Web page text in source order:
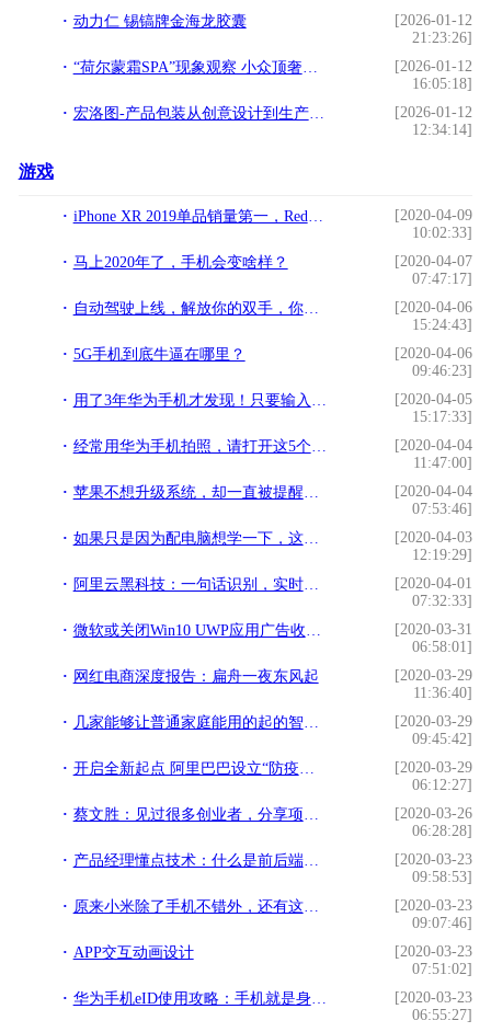
动力仁 锡镐牌金海龙胶囊
[2026-01-12
21:23:26]
“荷尔蒙霜SPA”现象观察 小众顶奢如何悄然定义精英女性“抗衰”新标准？
[2026-01-12
16:05:18]
宏洛图-产品包装从创意设计到生产的完整流程
[2026-01-12
12:34:14]
游戏
iPhone XR 2019单品销量第一，Redmi Note 7成上榜唯一国产机型
[2020-04-09
10:02:33]
马上2020年了，手机会变啥样？
[2020-04-07
07:47:17]
自动驾驶上线，解放你的双手，你想在车里做什么？
[2020-04-06
15:24:43]
5G手机到底牛逼在哪里？
[2020-04-06
09:46:23]
用了3年华为手机才发现！只要输入这串代码，手机WiFi信号更稳定
[2020-04-05
15:17:33]
经常用华为手机拍照，请打开这5个功能，效果堪比单反
[2020-04-04
11:47:00]
苹果不想升级系统，却一直被提醒升级？三步轻松搞定
[2020-04-04
07:53:46]
如果只是因为配电脑想学一下，这个其实很简单
[2020-04-03
12:19:29]
阿里云黑科技：一句话识别，实时将语音转文字，你应该见识过
[2020-04-01
07:32:33]
微软或关闭Win10 UWP应用广告收益平台
[2020-03-31
06:58:01]
网红电商深度报告：扁舟一夜东风起
[2020-03-29
11:36:40]
几家能够让普通家庭能用的起的智能家居，几十块到几百块解决问题
[2020-03-29
09:45:42]
开启全新起点 阿里巴巴设立“防疫直采全球寻源平台”
[2020-03-29
06:12:27]
蔡文胜：见过很多创业者，分享项目方融资的几大误区
[2020-03-26
06:28:28]
产品经理懂点技术：什么是前后端，两者如何分工？
[2020-03-23
09:58:53]
原来小米除了手机不错外，还有这几款数码产品，是值得入手的
[2020-03-23
09:07:46]
APP交互动画设计
[2020-03-23
07:51:02]
华为手机eID使用攻略：手机就是身份证，入住酒店超方便
[2020-03-23
06:55:27]